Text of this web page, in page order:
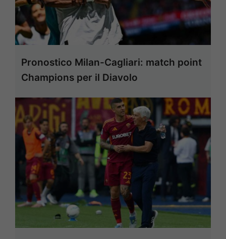
Pronostico Milan-Cagliari: match point
Champions per il Diavolo